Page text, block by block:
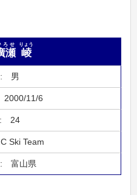
瀬
ろせ
崚
りょう
男
2000/11/6
24
Ski Team
富山県